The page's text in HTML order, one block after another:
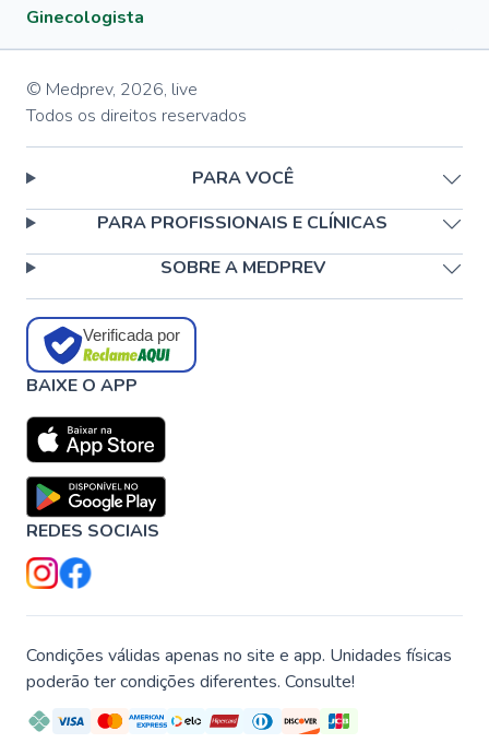
Ginecologista
© Medprev, 2026, live
Todos os direitos reservados
PARA VOCÊ
PARA PROFISSIONAIS E CLÍNICAS
SOBRE A MEDPREV
Verificada por
BAIXE O APP
REDES SOCIAIS
Condições válidas apenas no site e app. Unidades físicas
poderão ter condições diferentes. Consulte!